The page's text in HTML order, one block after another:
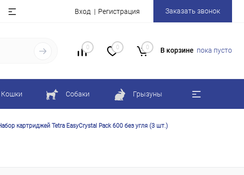
Вход Регистрация Заказать звонок
0 0 0 В корзине пока пусто
Кошки Собаки Грызуны
картриджей Tetra ЕasyCrystal Pack 600 без угля (3 шт.)